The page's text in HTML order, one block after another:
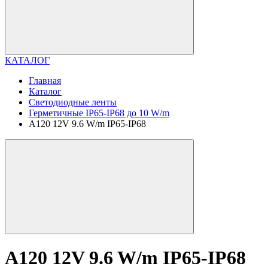
КАТАЛОГ
Главная
Каталог
Светодиодные ленты
Герметичные IP65-IP68 до 10 W/m
A120 12V 9.6 W/m IP65-IP68
A120 12V 9.6 W/m IP65-IP68